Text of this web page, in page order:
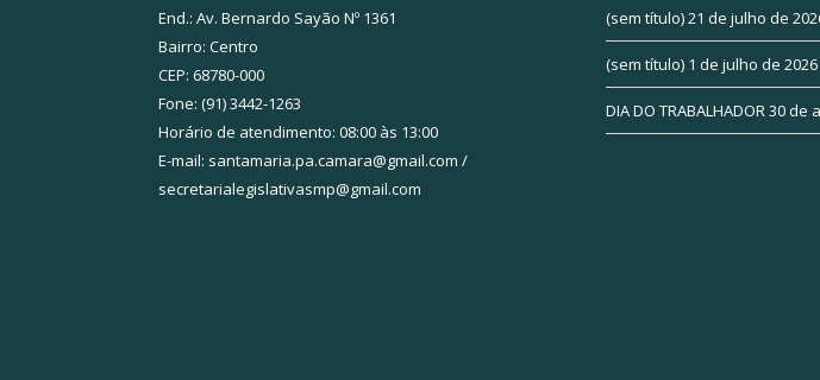
End.: Av. Bernardo Sayão Nº 1361
Bairro: Centro
CEP: 68780-000
Fone: (91) 3442-1263
Horário de atendimento: 08:00 às 13:00
E-mail: santamaria.pa.camara@gmail.com /
secretarialegislativasmp@gmail.com
(sem título)21 de julho de
(sem título) 1 de julho de 2026
DIA DO TRABALHADOR30 de